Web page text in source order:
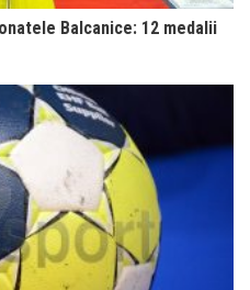
Balcanice: 12 medalii